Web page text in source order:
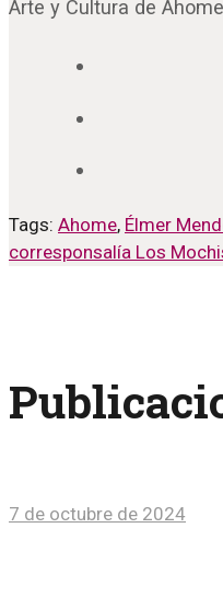
Arte y Cultura de
Tags: Ahome, Élmer
corresponsalía Los
7 de octubre de 2024